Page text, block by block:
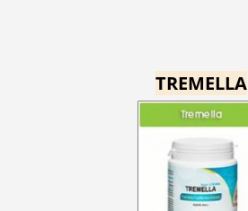
TREMELLA